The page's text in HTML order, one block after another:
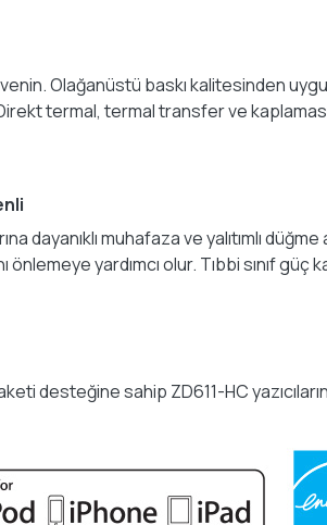
Olağanüstü baskı kalitesinden
termal, termal transfer ve
dayanıklı muhafaza ve yalıtımlı
önlemeye yardımcı olur. Tıbbi sınıf
desteğine sahip ZD611-HC